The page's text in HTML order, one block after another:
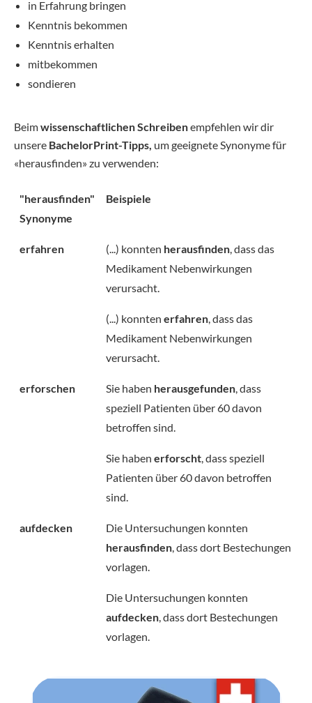
in Erfahrung bringen
Kenntnis bekommen
Kenntnis erhalten
mitbekommen
sondieren
Beimwissenschaftlichen Schreibenempfehlen wir dir
unsere BachelorPrint-Tipps, um geeignete Synonyme für
«herausfinden» zu verwenden:
"herausfinden"
Synonyme
Beispiele
erfahren (...) konnten herausfinden, dass das
Medikament Nebenwirkungen
verursacht.
(...) konnten erfahren, dass das
Medikament Nebenwirkungen
verursacht.
erforschen Sie haben herausgefunden, dass
speziell Patienten über 60 davon
betroffen sind.
Sie haben erforscht, dass speziell
Patienten über 60 davon betroffen
sind.
aufdecken
Die Untersuchungen konnten
herausfinden, dass dort Bestechungen
vorlagen.
Die Untersuchungen konnten
aufdecken, dass dort Bestechungen
vorlagen.